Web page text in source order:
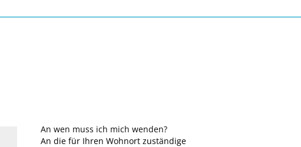
An wen muss ich mich wenden?
An die für Ihren Wohnort zuständige